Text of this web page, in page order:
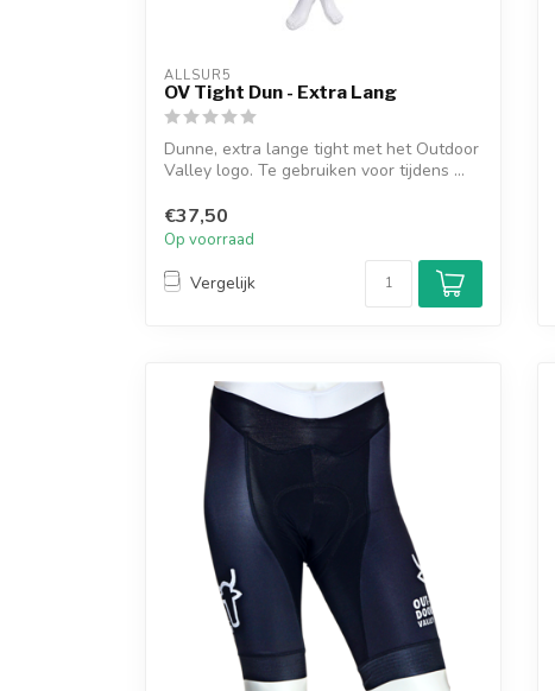
ALLSUR5
OV Tight Dun - Extra Lang
Dunne, extra lange tight met het Outdoor
Valley logo. Te gebruiken voor tijdens ...
€37,50
Op voorraad
Vergelijk